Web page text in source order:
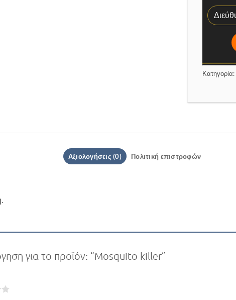
Κατηγορία:
Αξιολογήσεις (0) Πολιτική επιστροφών
για το προϊόν: “Mosquito killer”